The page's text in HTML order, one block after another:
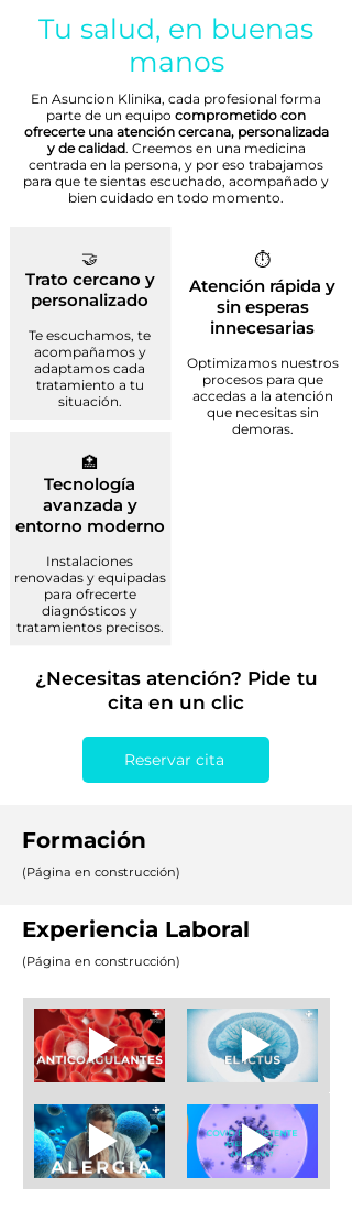
Tu salud, en buenas
manos
En Asuncion Klinika, cada profesional forma
parte de un equipo comprometido con
ofrecerte una atención cercana, personalizada
y de calidad. Creemos en una medicina
centrada en la persona, y por eso trabajamos
para que te sientas escuchado, acompañado y
bien cuidado en todo momento.
🤝
Trato cercano y
personalizado
Te escuchamos, te
acompañamos y
adaptamos cada
tratamiento a tu
situación.
🏥
Tecnología
avanzada y
entorno moderno
Instalaciones
renovadas y equipadas
para ofrecerte
diagnósticos y
tratamientos precisos.
⏱️
Atención rápida y
sin esperas
innecesarias
Optimizamos nuestros
procesos para que
accedas a la atención
que necesitas sin
demoras.
¿Necesitas atención? Pide tu
cita en un clic
Reservar cita
Formación
(Página en construcción)
Experiencia Laboral
(Página en construcción)